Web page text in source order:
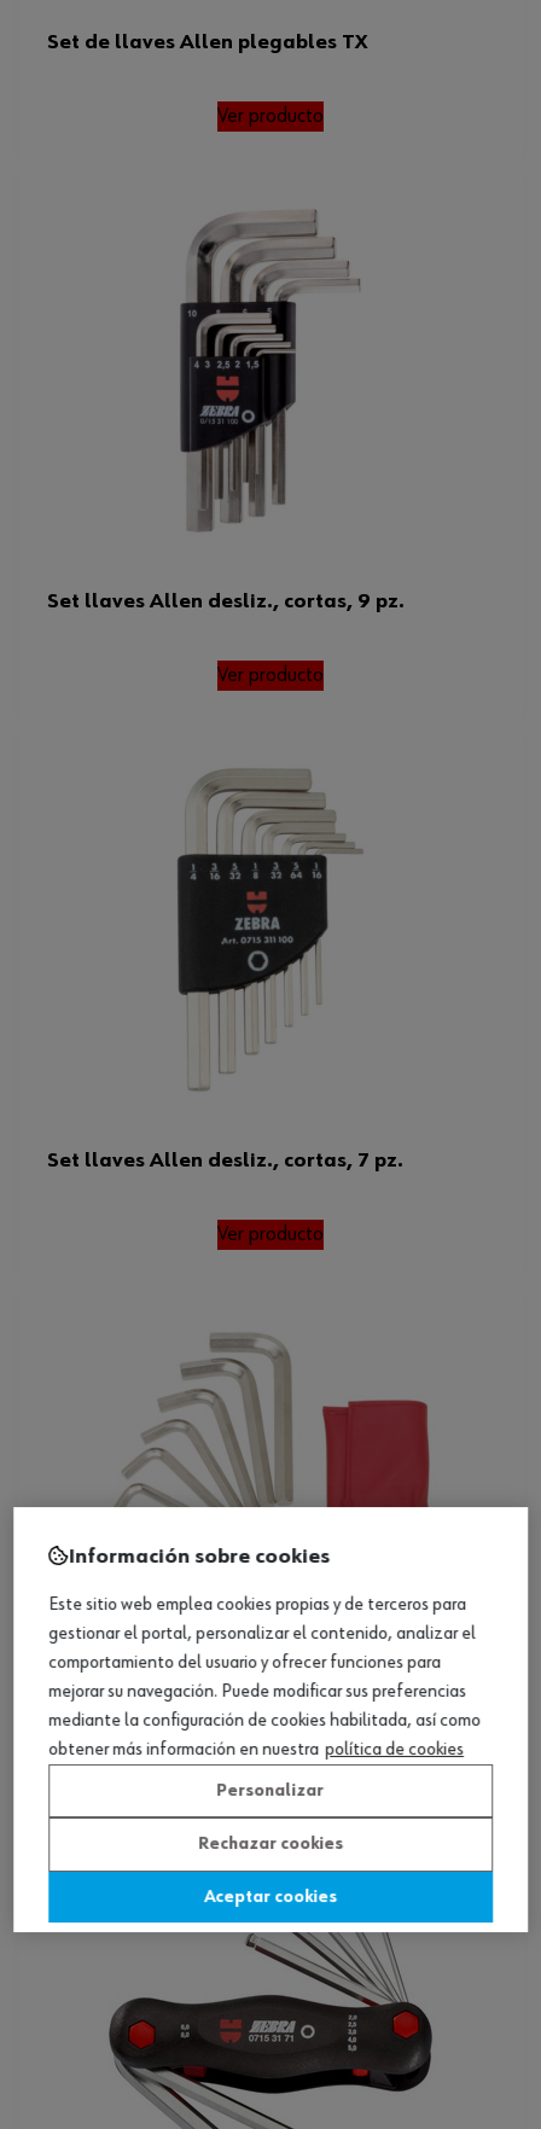
Set de llaves Allen plegables TX
Ver producto
Set llaves Allen desliz., cortas, 9 pz.
Ver producto
Set llaves Allen desliz., cortas, 7 pz.
Ver producto
Set llaves Allen desliz., cortas, 14 pz.
Ver producto
Información sobre cookies
Este sitio web emplea cookies propias y de terceros para
gestionar el portal, personalizar el contenido, analizar el
comportamiento del usuario y ofrecer funciones para
mejorar su navegación. Puede modificar sus preferencias
mediante la configuración de cookies habilitada, así como
obtener más información en nuestra política de cookies
Personalizar
Rechazar cookies
Aceptar cookies